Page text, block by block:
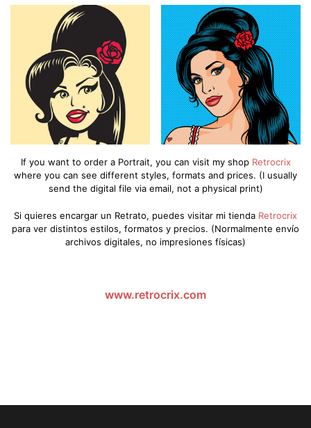
If you want to order a Portrait, you can visit my shop Retrocrix
where you can see different styles, formats and prices. (I usually
send the digital file via email, not a physical print)
Si quieres encargar un Retrato, puedes visitar mi tienda Retrocrix
para ver distintos estilos, formatos y precios. (Normalmente envío
archivos digitales, no impresiones físicas)
www.retrocrix.com